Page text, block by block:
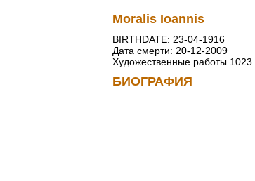
Moralis Ioannis
BIRTHDATE: 23-04-1916
Дата смерти: 20-12-2009
Художественные работы 1023
БИОГРАФИЯ